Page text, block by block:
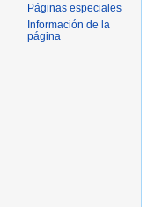
Páginas especiales
Información de la
página